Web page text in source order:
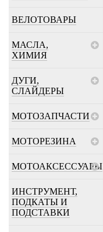
ВЕЛОТОВАРЫ
МАСЛА,
ХИМИЯ
ДУГИ,
СЛАЙДЕРЫ
МОТОЗАПЧАСТИ
МОТОРЕЗИНА
МОТОАКСЕССУАРЫ
ИНСТРУМЕНТ,
ПОДКАТЫ И
ПОДСТАВКИ